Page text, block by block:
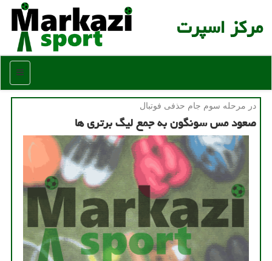
مركز اسپرت
منو
در مرحله سوم جام حذفی فوتبال
صعود مس سونگون به جمع لیگ برتری ها